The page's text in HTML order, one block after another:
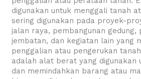
digunakan untuk menggali tanah
sering digunakan pada proyek-
jalan raya, pembangunan gedung,
jembatan, dan kegiatan lain yang
penggalian atau pengerukan
adalah alat berat yang digunakan
dan memindahkan barang atau